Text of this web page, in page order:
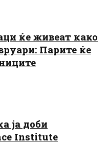
ќе живеат како
Парите ќе
ја доби
Institute